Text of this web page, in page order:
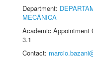
Department:
MECÂNICA
Academic Appointment
3.1
Contact: